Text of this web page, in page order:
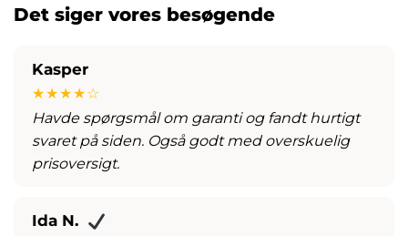
Det siger vores besøgende
Kasper
★★★★☆
Havde spørgsmål om garanti og fandt hurtigt
svaret på siden. Også godt med overskuelig
prisoversigt.
Ida N.